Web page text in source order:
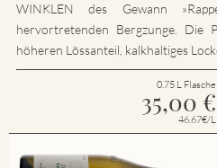
WINKLEN des Gewann
hervortretenden Bergzunge. Die
höheren Lössanteil, kalkhaltiges
0.75 L Flasche
35,00 €
46.67€/L